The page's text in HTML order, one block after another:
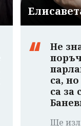
Не
са,
са за
Ще